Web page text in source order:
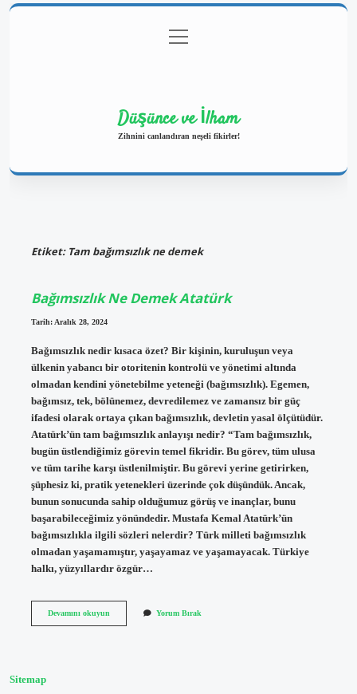
Gizlilik Politikası
menüyü
aç
Düşünce ve İlham
Zihnini canlandıran neşeli fikirler!
Etiket: Tam bağımsızlık ne demek
Bağımsızlık Ne Demek Atatürk
Tarih: Aralık 28, 2024
Bağımsızlık nedir kısaca özet? Bir kişinin, kuruluşun veya
ülkenin yabancı bir otoritenin kontrolü ve yönetimi altında
olmadan kendini yönetebilme yeteneği (bağımsızlık). Egemen,
bağımsız, tek, bölünemez, devredilemez ve zamansız bir güç
ifadesi olarak ortaya çıkan bağımsızlık, devletin yasal ölçütüdür.
Atatürk’ün tam bağımsızlık anlayışı nedir? “Tam bağımsızlık,
bugün üstlendiğimiz görevin temel fikridir. Bu görev, tüm ulusa
ve tüm tarihe karşı üstlenilmiştir. Bu görevi yerine getirirken,
şüphesiz ki, pratik yetenekleri üzerinde çok düşündük. Ancak,
bunun sonucunda sahip olduğumuz görüş ve inançlar, bunu
başarabileceğimiz yönündedir. Mustafa Kemal Atatürk’ün
bağımsızlıkla ilgili sözleri nelerdir? Türk milleti bağımsızlık
olmadan yaşamamıştır, yaşayamaz ve yaşamayacak. Türkiye
halkı, yüzyıllardır özgür…
Devamını okuyunBağımsızlık
Yorum Bırak
Sitemap